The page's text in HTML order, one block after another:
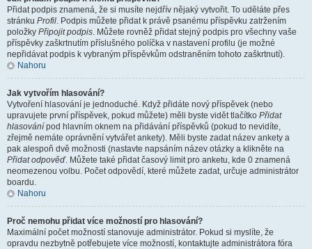
Přidat podpis znamená, že si musíte nejdřív nějaký vytvořit. To uděláte přes
stránku Profil. Podpis můžete přidat k právě psanému příspěvku zatržením
položky Připojit podpis. Můžete rovněž přidat stejný podpis pro všechny vaše
příspěvky zaškrtnutím příslušného políčka v nastavení profilu (je možné
nepřidávat podpis k vybraným příspěvkům odstraněním tohoto zaškrtnutí).
Nahoru
Jak vytvořím hlasování?
Vytvoření hlasování je jednoduché. Když přidáte nový příspěvek (nebo
upravujete první příspěvek, pokud můžete) měli byste vidět tlačítko Přidat
hlasování pod hlavním oknem na přidávání příspěvků (pokud to nevidíte,
zřejmě nemáte oprávnění vytvářet ankety). Měli byste zadat název ankety a
pak alespoň dvě možnosti (nastavte napsáním název otázky a klikněte na
Přidat odpověď. Můžete také přidat časový limit pro anketu, kde 0 znamená
neomezenou volbu. Počet odpovědí, které můžete zadat, určuje administrátor
boardu.
Nahoru
Proč nemohu přidat více možností pro hlasování?
Maximální počet možností stanovuje administrátor. Pokud si myslíte, že
opravdu nezbytně potřebujete více možností, kontaktujte administrátora fóra